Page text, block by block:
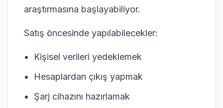
araştırmasına başlayabiliyor.
Satış öncesinde yapılabilecekler:
Kişisel verileri yedeklemek
Hesaplardan çıkış yapmak
Şarj cihazını hazırlamak